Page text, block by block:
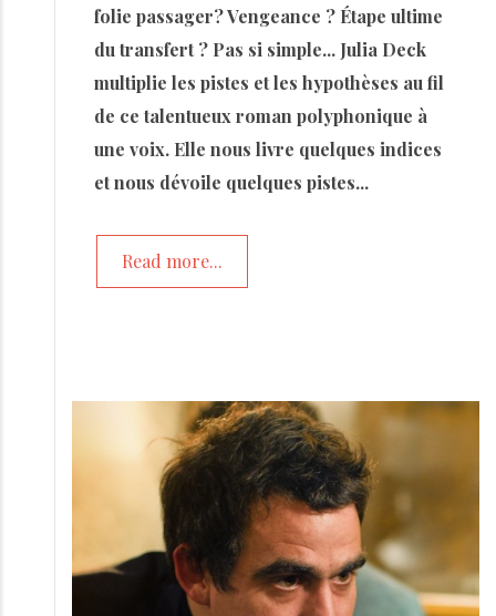
folie passager? Vengeance ? Étape ultime
du transfert ? Pas si simple... Julia Deck
multiplie les pistes et les hypothèses au fil
de ce talentueux roman polyphonique à
une voix. Elle nous livre quelques indices
et nous dévoile quelques pistes...
Read more...